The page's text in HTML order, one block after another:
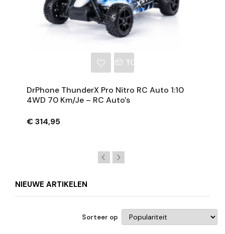
TOEVOEGEN AAN
DrPhone ThunderX Pro Nitro RC Auto 1:10
4WD 70 Km/je – RC Auto's
€ 314,95
NIEUWE ARTIKELEN
Sorteer op